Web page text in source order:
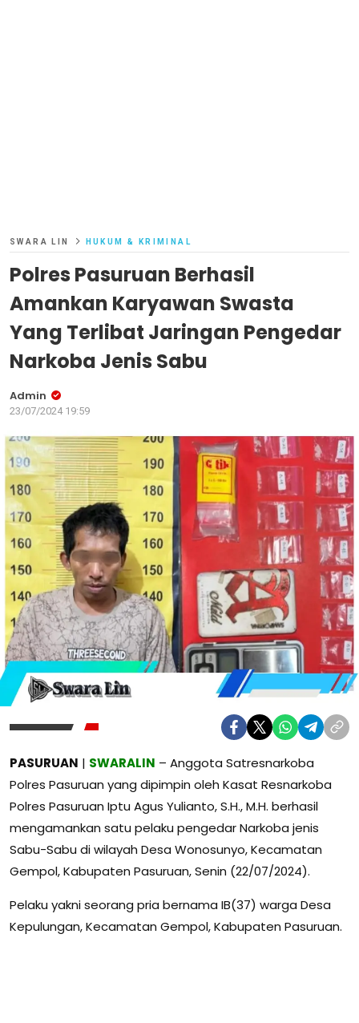
SWARA LIN HUKUM & KRIMINAL
Polres Pasuruan Berhasil
Amankan Karyawan Swasta
Yang Terlibat Jaringan Pengedar
Narkoba Jenis Sabu
Admin
23/07/2024 19:59
PASURUAN | SWARALIN – Anggota Satresnarkoba
Polres Pasuruan yang dipimpin oleh Kasat Resnarkoba
Polres Pasuruan Iptu Agus Yulianto, S.H., M.H. berhasil
mengamankan satu pelaku pengedar Narkoba jenis
Sabu-Sabu di wilayah Desa Wonosunyo, Kecamatan
Gempol, Kabupaten Pasuruan, Senin (22/07/2024).
Pelaku yakni seorang pria bernama IB(37) warga Desa
Kepulungan, Kecamatan Gempol, Kabupaten Pasuruan.